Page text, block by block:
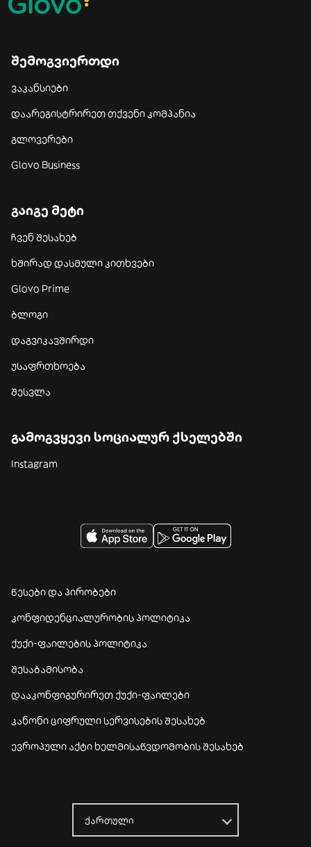
შემოგვიერთდი
ვაკანსიები
დაარეგისტრირეთ თქვენი კომპანია
გლოვერები
Glovo Business
გაიგე მეტი
ჩვენ შესახებ
ხშირად დასმული კითხვები
Glovo Prime
ბლოგი
დაგვიკავშირდი
უსაფრთხოება
შესვლა
გამოგვყევი სოციალურ ქსელებში
Instagram
წესები და პირობები
კონფიდენციალურობის პოლიტიკა
ქუქი-ფაილების პოლიტიკა
შესაბამისობა
დააკონფიგურირეთ ქუქი-ფაილები
კანონი ციფრული სერვისების შესახებ
ევროპული აქტი ხელმისაწვდომობის შესახებ